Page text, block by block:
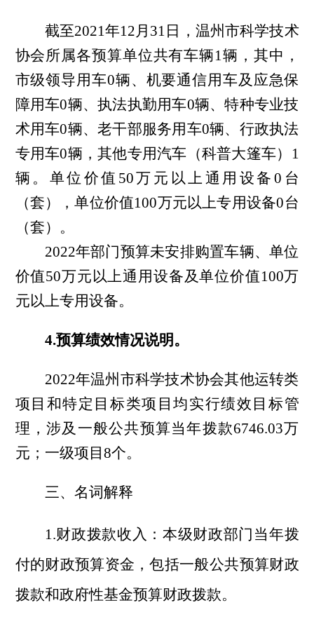
截至2021年12月31日， 温州市科学技术
协会所属各预算单位共有车辆1辆，其中，
市级领导用车0辆、机要通信用车及应急保
障用车0辆、执法执勤用车0辆、特种专业技
术用车0辆、老干部服务用车0辆、行政执法
专用车0辆，其他专用汽车（科普大篷车）1
辆 。单位价值50万元以上通用设备0台
（套），单位价值100万元以上专用设备0台
（套）。
2022年部门预算未安排购置车辆、单位
价值50万元以上通用设备及单位价值100万
元以上专用设备。
4.预算绩效情况说明。
2022年温州市科学技术协会其他运转类
项目和特定目标类项目均实行绩效目标管
理，涉及一般公共预算当年拨款6746.03万
元；一级项目8个。
三、名词解释
1.财政拨款收入：本级财政部门当年拨
付的财政预算资金，包括一般公共预算财政
拨款和政府性基金预算财政拨款。